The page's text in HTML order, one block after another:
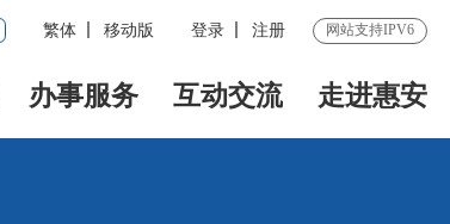
繁体 移动版 登录 注册 网站支持IPV6
办事服务 互动交流 走进惠安